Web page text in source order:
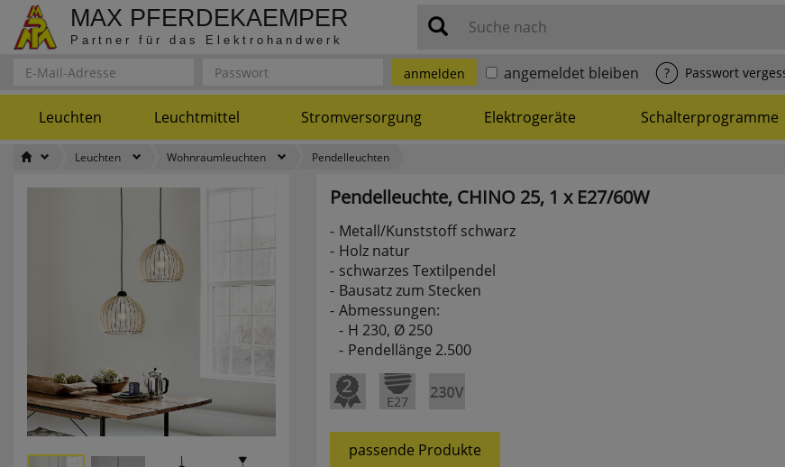
MAX PFERDEKAEMPER
Partner für das Elektrohandwerk
Suche nach
anmelden angemeldet bleiben ? Passwort
Leuchten Leuchtmittel Stromversorgung Elektrogeräte Schalterprogramme
Leuchten Wohnraumleuchten Pendelleuchten
Pendelleuchte, CHINO 25, 1 x E27/60W
Metall/Kunststoff schwarz
Holz natur
schwarzes Textilpendel
Bausatz zum Stecken
Abmessungen:
H 230, Ø 250
Pendellänge 2.500
passende Produkte